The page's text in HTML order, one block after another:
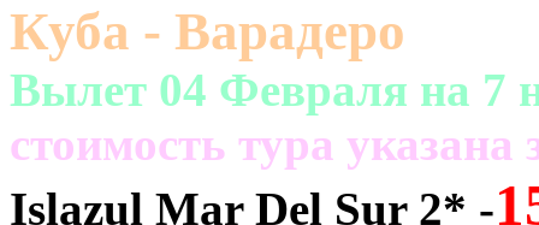
Куба - Варадеро
Вылет 04 Февраля на 7
cтоимость тура
Islazul Mar Del Sur 2* -